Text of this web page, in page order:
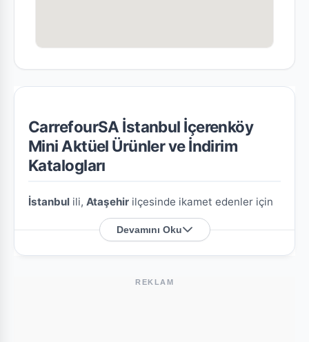
CarrefourSA İstanbul İçerenköy
Mini Aktüel Ürünler ve İndirim
Katalogları
İstanbul ili, Ataşehir ilçesinde ikamet edenler için
CarrefourSA İstanbul İçerenköy Mini
özel en güncel indirim broşürlerini ve aktüel ürün
fırsatlarını bu sayfada derledik.
CarrefourSA İstanbul İçerenköy Mini
Devamını Oku
REKLAM